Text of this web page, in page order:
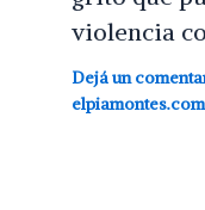
violencia
Dejá un